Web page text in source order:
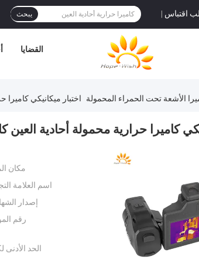
اقتباس | يبحث
القضايا
الأشعة تحت الحمراء المحمولة اختبار ميكانيكي
كاميرا حرارية محمولة أحادية
مكان
اسم العلامة
إصدار
رقم
الحد الأدنى